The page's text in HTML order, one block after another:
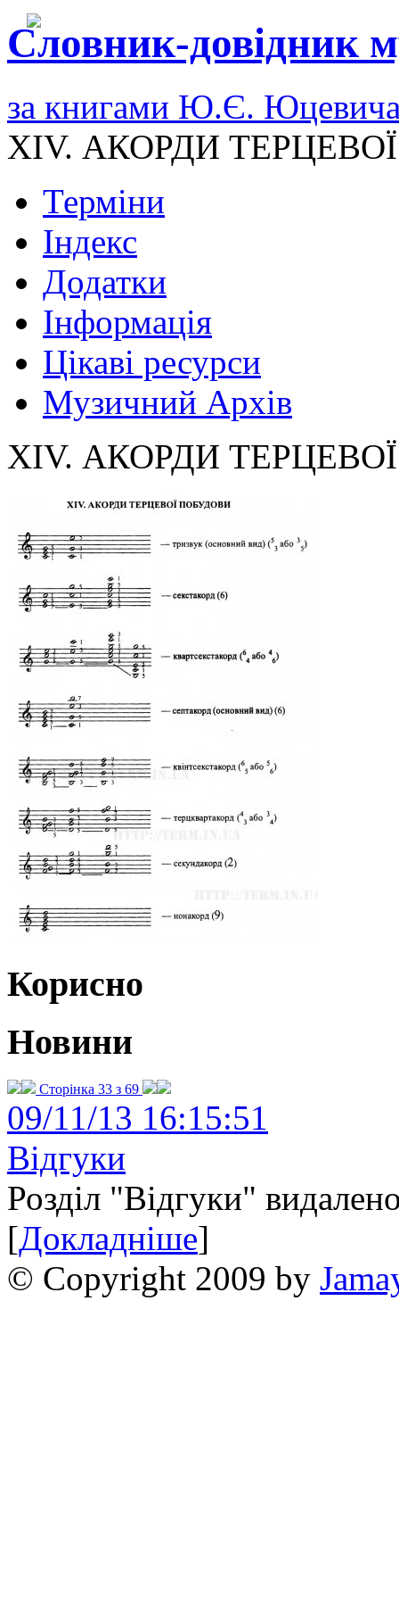
Словник-довідник
за книгами Ю.Є.
XIV. АКОРДИ
Терміни
Індекс
Додатки
Інформація
Цікаві ресурси
Музичний Архів
XIV. АКОРДИ
Корисно
Новини
Сторінка 33 з 69
09/11/13 16:15:51
Відгуки
Розділ "Відгуки"
[Докладніше]
© Copyright 2009 by